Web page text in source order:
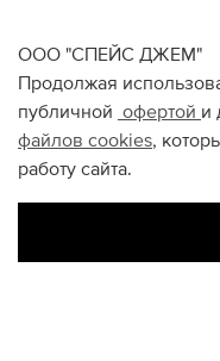
ООО "СПЕЙС ДЖЕМ"
Продолжая
публичной офертой и
файлов cookies,
работу сайта.